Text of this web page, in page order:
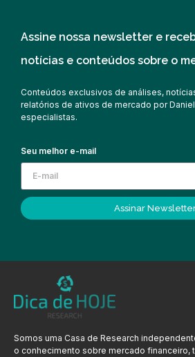
Assine nossa newsletter e
notícias e conteúdos sobre o
Conteúdos exclusivos de análises,
relatórios de ativos de mercado por
especialistas.
Seu melhor e-mail
Assinar
Somos uma Casa de Research
o conhecimento sobre mercado financeiro,